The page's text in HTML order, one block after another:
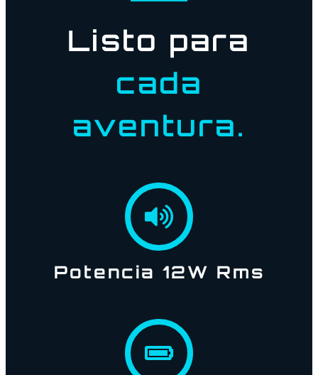
Listo para
cada
aventura.
Potencia 12W Rms